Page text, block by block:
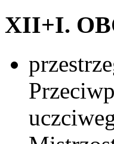
XII+I.